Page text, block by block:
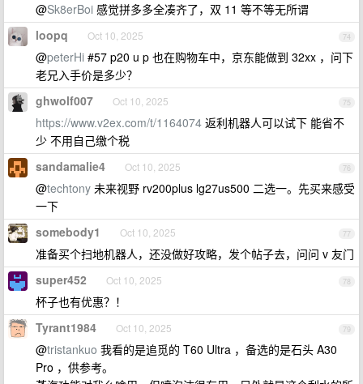
@Sk8erBoi 感觉拼多多全凑齐了，双 11 等不等无所谓
74
loopq Oct 10, 2025
@peterHi #57 p20 u p 也在购物车中，京东能做到 32xx ，问下
老兄入手价是多少？
75
ghwolf007 Oct 10, 2025
https://www.v2ex.com/t/1164074 返利机器人可以试下 能省不
少 不用自己缴个税
76
sandamalie4 Oct 10, 2025
@techtony 未来视野 rv200plus lg27us500 二选一。先买来感受
一下
77
somebody1 Oct 10, 2025
准备买个扫地机器人，还没做好攻略，发个帖子去，问问 v 友门
78
super452 Oct 10, 2025
杯子也有优惠？！
79
Tyrant1984 Oct 10, 2025
@tristankuo 我看的是追觅的 T60 Ultra ，备选的是石头 A30
Pro ，供参考。